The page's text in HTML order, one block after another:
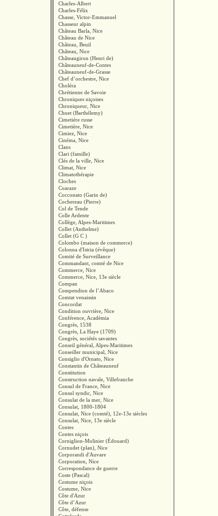
Charles-Albert
Charles-Félix
Chasse, Victor-Emmanuel
Chasseur alpin
Château Barla, Nice
Château de Nice
Château, Beuil
Château, Nice
Châteaugiron (Henri de)
Châteauneuf-de-Contes
Châteauneuf-de-Grasse
Chef d’orchestre, Nice
Choléra
Chrétienne de Savoie
Chroniques niçoises
Chroniqueur, Nice
Chuet (Barthélemy)
Cimetiére russe
Cimetière, Nice
Cimiez, Nice
Cinéma, Nice
Clans
Clari (famille)
Clés de la ville, Nice
Climat, Nice
Climatothérapie
Cloches
Coaraze
Cocconato (Garin de)
Cochereau (Pierre)
Col de Tende
Colle Ardente
Collège, Alpes-Maritimes
Collet (Anthelme)
Collet (G C )
Colombo (maison de commerce)
Colonna d'Istria (évêque)
Comité de Surveillance
Commandant, comté de Nice
Commerce, Nice
Commerce, Nice, 13e siècle
Compan
Compendion de l’Abaco
Comtat venaissin
Concordat
Condition ouvrière, Nice
Conférence, Acadèmia
Congrès, 1538
Congrès, La Haye (1709)
Congrès, sociétés savantes
Conseil général, Alpes-Maritimes
Conseiller municipal, Nice
Consiglio d'Ornato, Nice
Constantin de Châteauneuf
Constitution
Construction navale, Villefranche
Consul de France, Nice
Consul syndic, Nice
Consulat de la mer, Nice
Consulat, 1800-1804
Consulat, Nice (comté), 12e-13e siècles
Consulat, Nice, 13e siècle
Contes
Contes niçois
Corniglion-Molinier (Édouard)
Cornudet (plan), Nice
Corporandi d'Auvare
Corporation, Nice
Correspondance de guerre
Coste (Pascal)
Costume niçois
Costume, Nice
Côte d'Azur
Côte d’Azur
Côte, défense